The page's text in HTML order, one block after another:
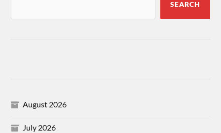
SEARCH
August 2026
July 2026